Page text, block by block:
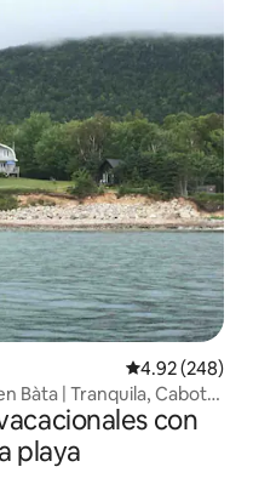
Calificación
4.92 (248)
Bàta | Tranquila, Cabot
con
playa